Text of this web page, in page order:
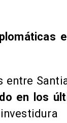
entre
en los